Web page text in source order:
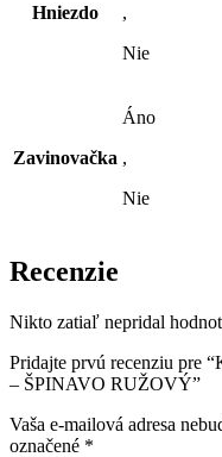
Hniezdo
,
Nie
Zavinovačka
Áno
,
Nie
Recenzie
Nikto zatiaľ nepridal
Pridajte prvú recenziu pre
– ŠPINAVO RUŽOVÝ”
Vaša e-mailová adresa
označené *